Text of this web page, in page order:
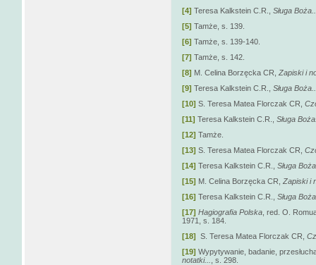
[4] Teresa Kalkstein C.R., Sługa
[5] Tamże, s. 139.
[6] Tamże, s. 139-140.
[7] Tamże, s. 142.
[8] M. Celina Borzęcka CR, Zapiski i
[9] Teresa Kalkstein C.R., Sługa
[10] S. Teresa Matea Florczak CR,
[11] Teresa Kalkstein C.R., Sługa
[12] Tamże.
[13] S. Teresa Matea Florczak CR,
[14] Teresa Kalkstein C.R., Sługa
[15] M. Celina Borzęcka CR, Zapiski i
[16] Teresa Kalkstein C.R., Sługa
[17] Hagiografia Polska , red. O.
1971, s. 184.
[18] S. Teresa Matea Florczak CR,
[19] Wypytywanie, badanie,
notatki...
, s. 298.